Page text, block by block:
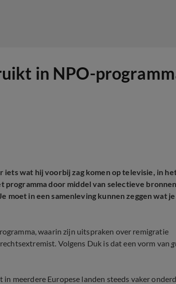
in NPO-
iets wat hij voorbij zag komen op televisie, in
programma door middel van selectieve bronnen
moet in een samenleving kunnen zeggen wat je
waarin zijn uitspraken over remigratie
Volgens Duk is dat een vorm van
meerdere Europese landen steeds vaker